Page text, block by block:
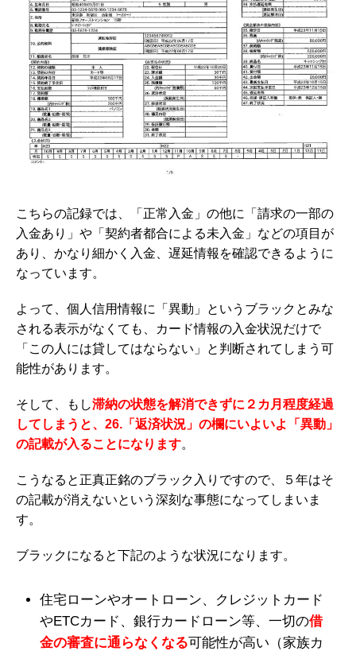
こちらの記録では、「正常入金」の他に「 請求の一部の
入金あり」や「契約者都合による未入金」などの項目が
あり、かなり細かく入金、遅延情報を確認できるように
なっています。
よって、個人信用情報に「異動」というブラックとみな
される表示がなくても、カード情報の入金状況だけで
「この人には貸してはならない」と判断されてしまう可
能性があります。
そして、もし滞納の状態を解消できずに２カ月程度経過
してしまうと、26.「返済状況」の欄にいよいよ「異動」
の記載が入ることになります。
こうなると正真正銘のブラック入りですので、５年はそ
の記載が消えないという深刻な事態になってしまいま
す。
ブラックになると下記のような状況になります。
住宅ローンやオートローン、クレジットカード
やETCカード、銀行カードローン等、一切の借
金の審査に通らなくなる可能性が高い（家族カ